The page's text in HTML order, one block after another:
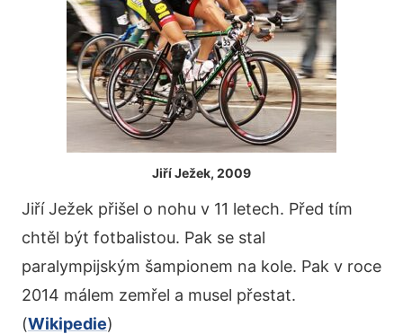
Jiří Ježek, 2009
Jiří Ježek přišel o nohu v 11 letech. Před tím
chtěl být fotbalistou. Pak se stal
paralympijským šampionem na kole. Pak v roce
2014 málem zemřel a musel přestat.
(Wikipedie)